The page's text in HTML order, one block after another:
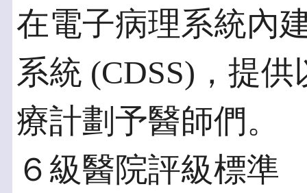
在電子病理系統內
系統 (CDSS)，提
療計劃予醫師們。
６級醫院評級標準